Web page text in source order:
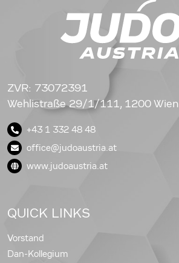
ZVR: 73072391
Wehlistraße 29/1/111, 1200 Wien
+43 1 332 48 48
office@judoaustria.at
www.judoaustria.at
QUICK LINKS
Vorstand
Dan-Kollegium